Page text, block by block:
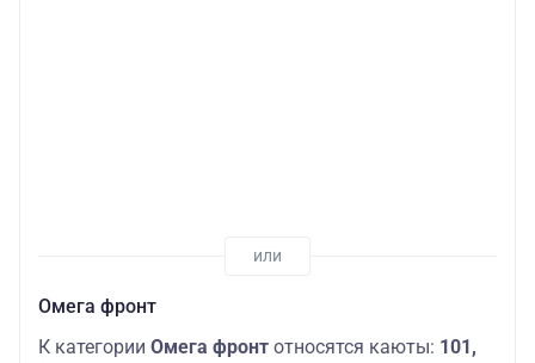
Омега фронт
К категории Омега фронт относятся каюты: 101,